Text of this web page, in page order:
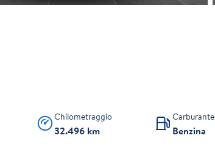
Chilometraggio
32.496 km
Carburante
Benzina